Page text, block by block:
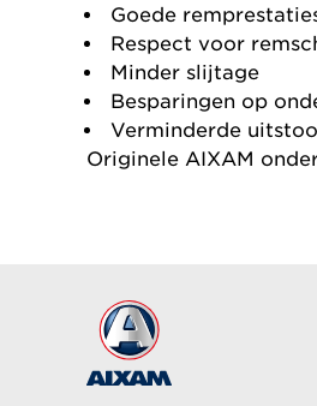
Goede
Respect voor
Minder slijtage
Besparingen op
Verminderde
Originele AIXAM